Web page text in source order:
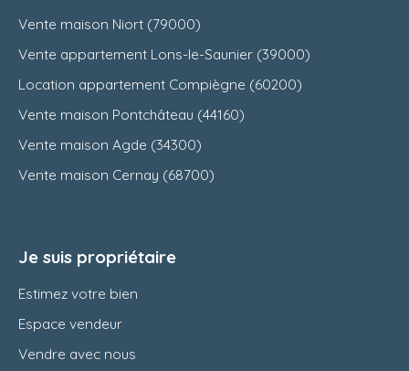
Vente maison Niort (79000)
Vente appartement Lons-le-Saunier (39000)
Location appartement Compiègne (60200)
Vente maison Pontchâteau (44160)
Vente maison Agde (34300)
Vente maison Cernay (68700)
Je suis propriétaire
Estimez votre bien
Espace vendeur
Vendre avec nous